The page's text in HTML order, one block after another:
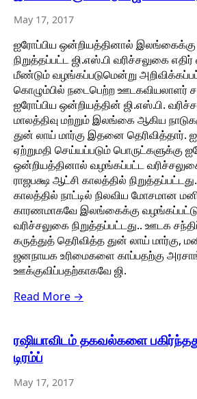
May 17, 2017
ஐரோப்பிய ஒன்றியத்தினால் இலங்கைக்கு
நிறுத்தப்பட்ட ஜி.எஸ்.பி வரிச்சலுகை
மீண்டும் வழங்கப்படுமென்று
கொழும்பில் நடைபெற்ற ஊடகவியலாளர்
ஐரோப்பிய ஒன்றியத்தின் ஜி.எஸ்.பி.
மாலத்திவு மற்றும் இலங்கை ஆகிய
துன் லாய் மார்கு இதனை தெரிவித்தார்.
ஏற்றுமதி செய்யப்படும் பொருட்களுக்கு
ஒன்றியத்தினால் வழங்கப்பட்ட
ராஜபக்ஷ ஆட்சி காலத்தில்
காலத்தில் நாட்டில் நிலவிய மோசமான
காரணமாகவே இலங்கைக்கு
வரிச்சலுகை நிறுத்தப்பட்டது.. ஊடக
கருத்துத் தெரிவித்த துன் லாய் மார்கு,
ஜனநாயக உரிமைகளை காப்பதற்கு
ஊக்குவிப்பதற்காகவே ஜி.
Read More →
ரஷியாவிடம் தகவல்களை
டிரம்ப்
May 17, 2017